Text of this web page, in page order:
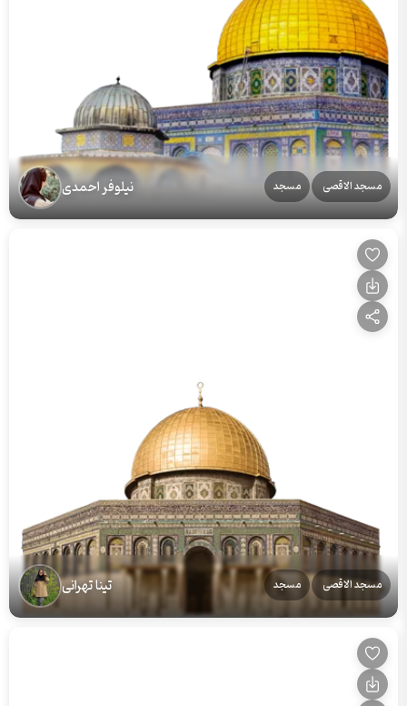
مسجد الاقصی مسجد نیلوفر احمدی
مسجد الاقصی مسجد تینا تهرانی